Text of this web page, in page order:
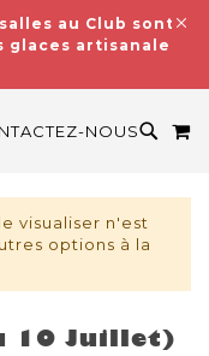
au Club sont
glaces artisanales
NOUS
visualiser n'est
options à la
10 Juillet)